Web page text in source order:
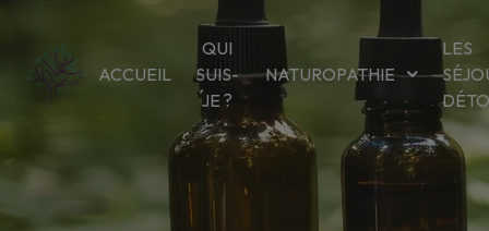
ACCUEIL
QUI
SUIS-
JE ?
NATUROPATHIE
LES
Panneau de gestion des cookies